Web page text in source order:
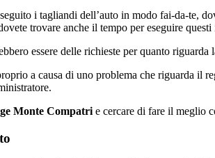
i tagliandi dell’auto in modo fai-da-te,
trovare anche il tempo per eseguire
essere delle richieste per quanto
a causa di uno problema che riguarda il
Monte Compatri e cercare di fare il meglio